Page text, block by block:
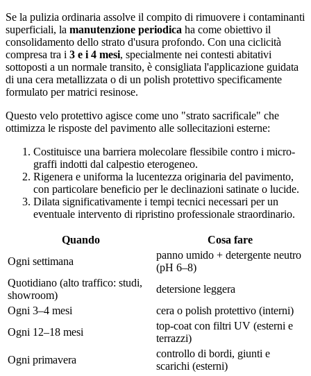
Se la pulizia ordinaria assolve il compito di rimuovere i contaminanti
superficiali, la manutenzione periodica ha come obiettivo il
consolidamento dello strato d'usura profondo. Con una ciclicità
compresa tra i 3 e i 4 mesi, specialmente nei contesti abitativi
sottoposti a un normale transito, è consigliata l'applicazione guidata
di una cera metallizzata o di un polish protettivo specificamente
formulato per matrici resinose.
Questo velo protettivo agisce come uno "strato sacrificale" che
ottimizza le risposte del pavimento alle sollecitazioni esterne:
Costituisce una barriera molecolare flessibile contro i micro-
graffi indotti dal calpestio eterogeneo.
Rigenera e uniforma la lucentezza originaria del pavimento,
con particolare beneficio per le declinazioni satinate o lucide.
Dilata significativamente i tempi tecnici necessari per un
eventuale intervento di ripristino professionale straordinario.
Quando
Cosa fare
Ogni settimana
panno umido + detergente neutro
(pH 6–8)
Quotidiano (alto traffico: studi,
showroom)
detersione leggera
Ogni 3–4 mesi
cera o polish protettivo (interni)
Ogni 12–18 mesi
top-coat con filtri UV (esterni e
terrazzi)
Ogni primavera
controllo di bordi, giunti e
scarichi (esterni)